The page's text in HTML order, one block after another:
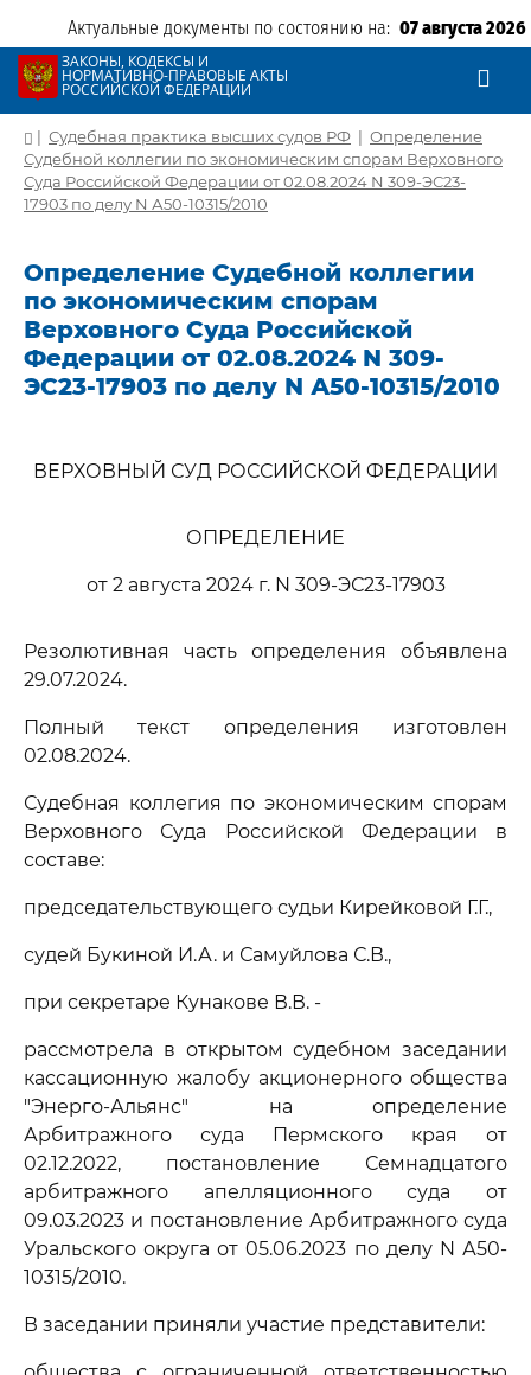
Актуальные документы по состоянию на: 07 августа 2026
ЗАКОНЫ, КОДЕКСЫ И
НОРМАТИВНО-ПРАВОВЫЕ АКТЫ
РОССИЙСКОЙ ФЕДЕРАЦИИ
| Судебная практика высших судов РФ | Определение
Судебной коллегии по экономическим спорам Верховного
Суда Российской Федерации от 02.08.2024 N 309-ЭС23-
17903 по делу N А50-10315/2010
Определение Судебной коллегии
по экономическим спорам
Верховного Суда Российской
Федерации от 02.08.2024 N 309-
ЭС23-17903 по делу N А50-10315/2010
ВЕРХОВНЫЙ СУД РОССИЙСКОЙ ФЕДЕРАЦИИ
ОПРЕДЕЛЕНИЕ
от 2 августа 2024 г. N 309-ЭС23-17903
Резолютивная часть определения объявлена
29.07.2024.
Полный текст определения изготовлен
02.08.2024.
Судебная коллегия по экономическим спорам
Верховного Суда Российской Федерации в
составе:
председательствующего судьи Кирейковой Г.Г.,
судей Букиной И.А. и Самуйлова С.В.,
при секретаре Кунакове В.В. -
рассмотрела в открытом судебном заседании
кассационную жалобу акционерного общества
"Энерго-Альянс" на определение
Арбитражного суда Пермского края от
02.12.2022, постановление Семнадцатого
арбитражного апелляционного суда от
09.03.2023 и постановление Арбитражного суда
Уральского округа от 05.06.2023 по делу N А50-
10315/2010.
В заседании приняли участие представители: